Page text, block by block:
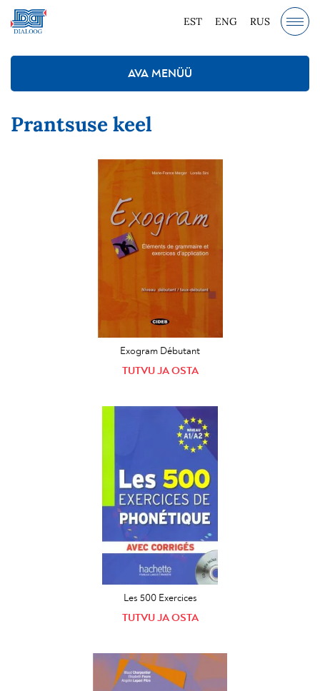
EST ENG RUS
AVA MENÜÜ
Prantsuse keel
Exogram Débutant
TUTVU JA OSTA
Les 500 Exercices
TUTVU JA OSTA